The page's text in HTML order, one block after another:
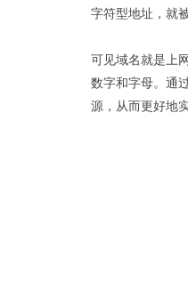
字符型地址，就
可见域名就是上
数字和字母。通
源，从而更好地